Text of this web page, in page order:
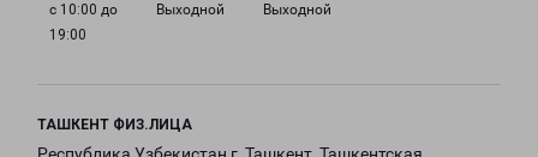
с 10:00 до
19:00
Выходной Выходной
ТАШКЕНТ ФИЗ.ЛИЦА